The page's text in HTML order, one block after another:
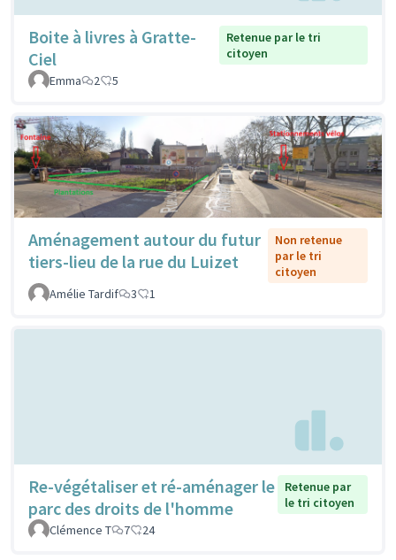
Boite à livres à Gratte-
Ciel
Retenue par le tri
citoyen
Emma
2 5
Aménagement autour du futur
tiers-lieu de la rue du Luizet
Non retenue
par le tri
citoyen
Amélie Tardif
3 1
Re-végétaliser et ré-aménager le
parc des droits de l'homme
Retenue par
le tri citoyen
Clémence T
7 24